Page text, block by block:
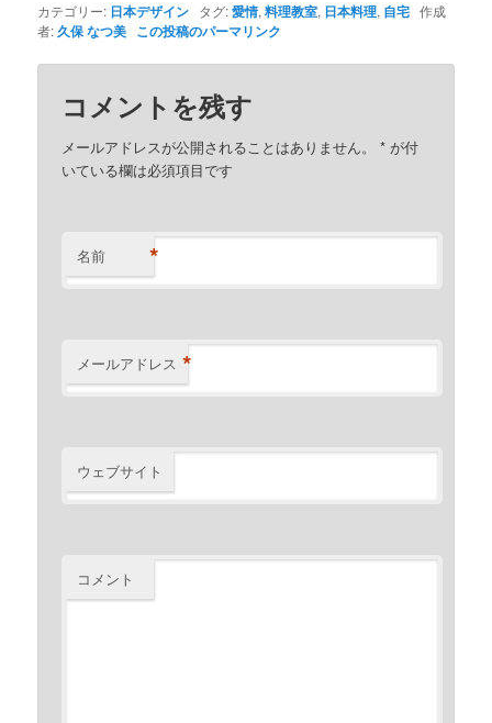
カテゴリー: 日本デザイン タグ:愛情,料理教室, 日本料理, 自宅 作成
者:久保 なつ美 この投稿のパーマリンク
コメントを残す
メールアドレスが公開されることはありません。* が付
いている欄は必須項目です
名前 *
メールアドレス *
ウェブサイト
コメント